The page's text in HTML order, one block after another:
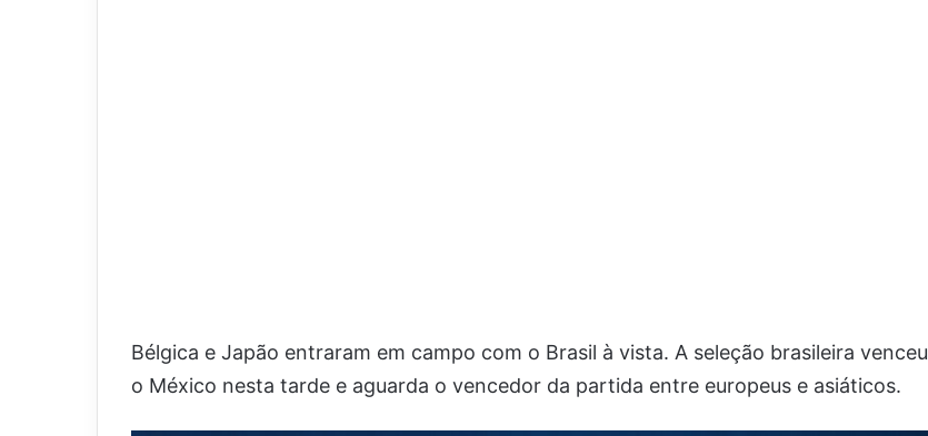
Bélgica e Japão entraram em campo com o Brasil à vista. A seleção brasileira venceu
o México nesta tarde e aguarda o vencedor da partida entre europeus e asiáticos.